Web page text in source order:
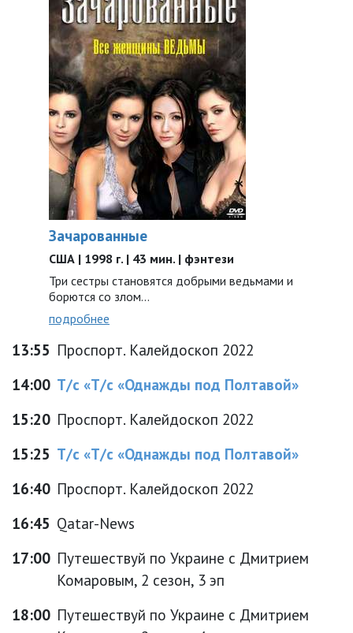
Зачарованные
США | 1998 г. | 43 мин. | фэнтези
Три сестры становятся добрыми ведьмами и
борются со злом...
подробнее
13:55 Проспорт. Калейдоскоп 2022
14:00 Т/с «Т/с «Однажды под Полтавой»
15:20 Проспорт. Калейдоскоп 2022
15:25 Т/с «Т/с «Однажды под Полтавой»
16:40 Проспорт. Калейдоскоп 2022
16:45 Qatar-News
17:00 Путешествуй по Украине с Дмитрием
Комаровым, 2 сезон, 3 эп
18:00 Путешествуй по Украине с Дмитрием